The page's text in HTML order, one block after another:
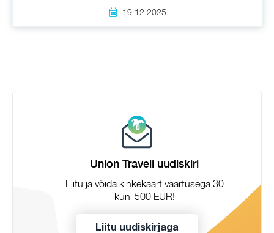
19.12.2025
Union Traveli uudiskiri
Liitu ja võida kinkekaart väärtusega 30
kuni 500 EUR!
Liitu uudiskirjaga